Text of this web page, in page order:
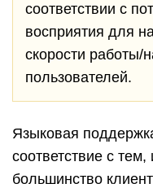
соответствии с
восприятия для
скорости работы/
пользователей.
Языковая
соответствие с тем,
большинство